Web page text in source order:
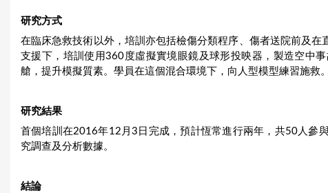
研究方式
在臨床急救技術以外，培訓亦包括檢傷分類程序、傷者送院前及
支援下，培訓使用360度虛擬實境眼鏡及球形投映器，製造空中
艙，提升模擬質素。學員在這個混合環境下，向人型模型練習施救
研究結果
首個培訓在2016年12月3日完成，預計恆常進行兩年，共50人參
究調查及分析數據。
結論